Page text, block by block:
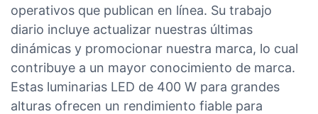
operativos que publican en línea. Su trabajo
diario incluye actualizar nuestras últimas
dinámicas y promocionar nuestra marca, lo cual
contribuye a un mayor conocimiento de marca.
Estas luminarias LED de 400 W para grandes
alturas ofrecen un rendimiento fiable para